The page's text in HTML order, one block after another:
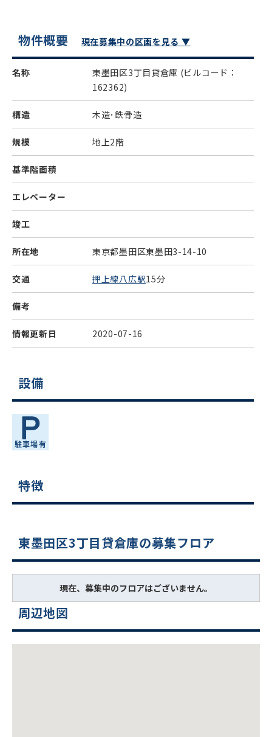
物件概要 現在募集中の区画を見る ▼
名称 東墨田区3丁目貸倉庫 (ビルコード：
162362)
構造 木造･鉄骨造
規模 地上2階
基準階面積
エレベーター
竣工
所在地 東京都墨田区東墨田3-14-10
交通 押上線八広駅15分
備考
情報更新日 2020-07-16
設備
特徴
東墨田区3丁目貸倉庫の募集フロア
現在、募集中のフロアはございません。
周辺地図